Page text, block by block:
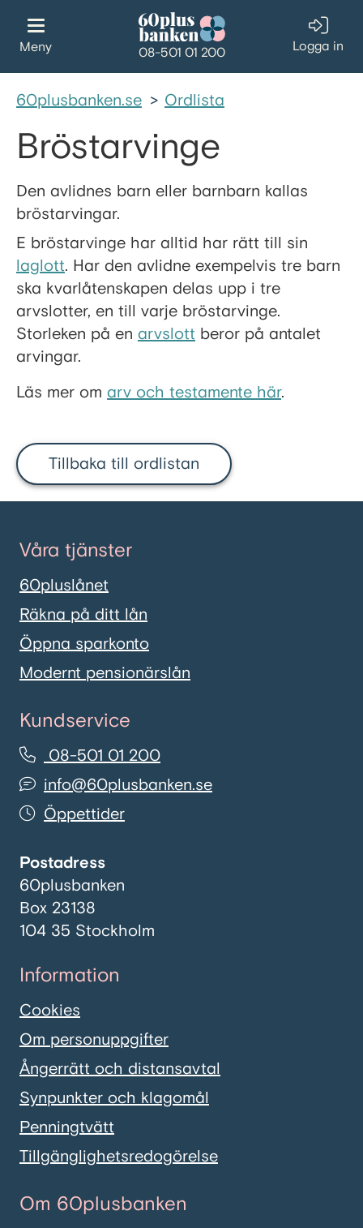
Gå till innehållet
Meny
08-501 01 200 Logga in
60plusbanken.se > Ordlista
Bröstarvinge
Den avlidnes barn eller barnbarn kallas
bröstarvingar.
E bröstarvinge har alltid har rätt till sin
laglott. Har den avlidne exempelvis tre barn
ska kvarlåtenskapen delas upp i tre
arvslotter, en till varje bröstarvinge.
Storleken på en arvslott beror på antalet
arvingar.
Läs mer om arv och testamente här.
Tillbaka till ordlistan
Våra tjänster
60pluslånet
Räkna på ditt lån
Öppna sparkonto
Modernt pensionärslån
Kundservice
08-501 01 200
info@60plusbanken.se
Öppettider
Postadress
60plusbanken
Box 23138
104 35 Stockholm
Information
Cookies
Om personuppgifter
Ångerrätt och distansavtal
Synpunkter och klagomål
Penningtvätt
Tillgänglighetsredogörelse
Om 60plusbanken